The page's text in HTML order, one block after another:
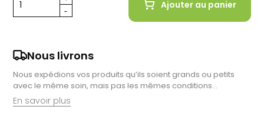
Ajouter au panier
Nous livrons
Nous expédions vos produits qu’ils soient grands ou petits
avec le même soin, mais pas les mêmes conditions…
En savoir plus